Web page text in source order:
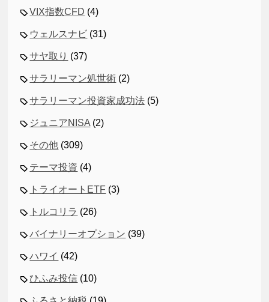
VIX指数CFD (4)
ウェルスナビ (31)
サヤ取り (37)
サラリーマン処世術 (2)
サラリーマン投資家成功法 (5)
ジュニアNISA (2)
その他 (309)
テーマ投資 (4)
トライオートETF (3)
トルコリラ (26)
バイナリーオプション (39)
ハワイ (42)
ひふみ投信 (10)